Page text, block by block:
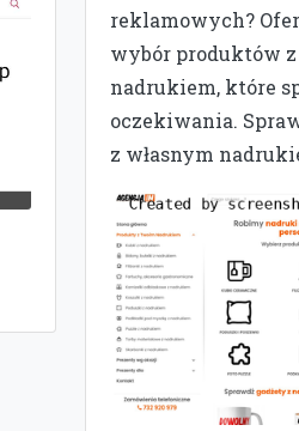
reklamowych?
wybór produktów z
nadrukiem, które
oczekiwania.
z własnym